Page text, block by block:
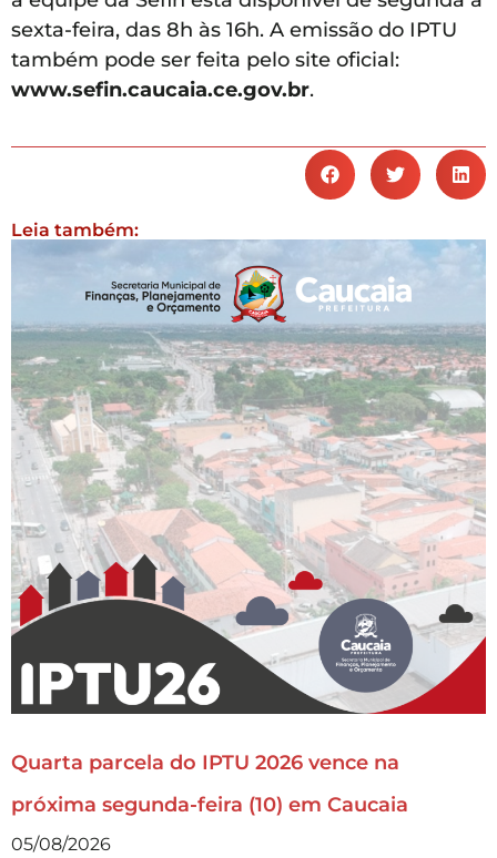
sexta-feira, das 8h às 16h. A emissão do IPTU
também pode ser feita pelo site oficial:
www.sefin.caucaia.ce.gov.br.
Leia também:
Quarta parcela do IPTU 2026 vence na
próxima segunda-feira (10) em Caucaia
05/08/2026